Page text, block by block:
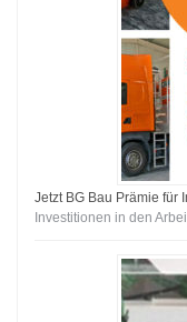
Jetzt BG Bau Prämie für
Investitionen in den